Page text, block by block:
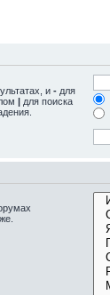
и - для
| для поиска